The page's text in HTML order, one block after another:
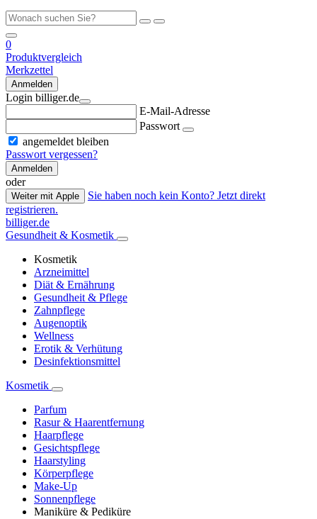
0
Produktvergleich
Merkzettel
Anmelden
Login billiger.de
E-Mail-Adresse
Passwort
angemeldet bleiben
Passwort vergessen?
Anmelden
oder
Weiter mit Apple
Sie haben noch kein Konto? Jetzt direkt
registrieren.
billiger.de
Gesundheit & Kosmetik
Kosmetik
Arzneimittel
Diät & Ernährung
Gesundheit & Pflege
Zahnpflege
Augenoptik
Wellness
Erotik & Verhütung
Desinfektionsmittel
Kosmetik
Parfum
Rasur & Haarentfernung
Haarpflege
Gesichtspflege
Haarstyling
Körperpflege
Make-Up
Sonnenpflege
Maniküre & Pediküre